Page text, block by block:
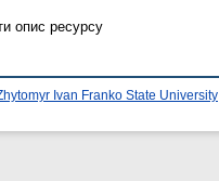
опис ресурсу
Ivan Franko State University